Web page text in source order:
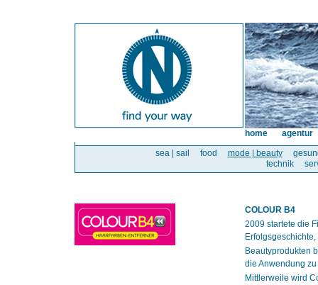
sea | sail food mode | beauty
technik
home agentur
COLOUR B4
2009 startete die
Beautyprodukten
die Anwendung
Mittlerweile wird